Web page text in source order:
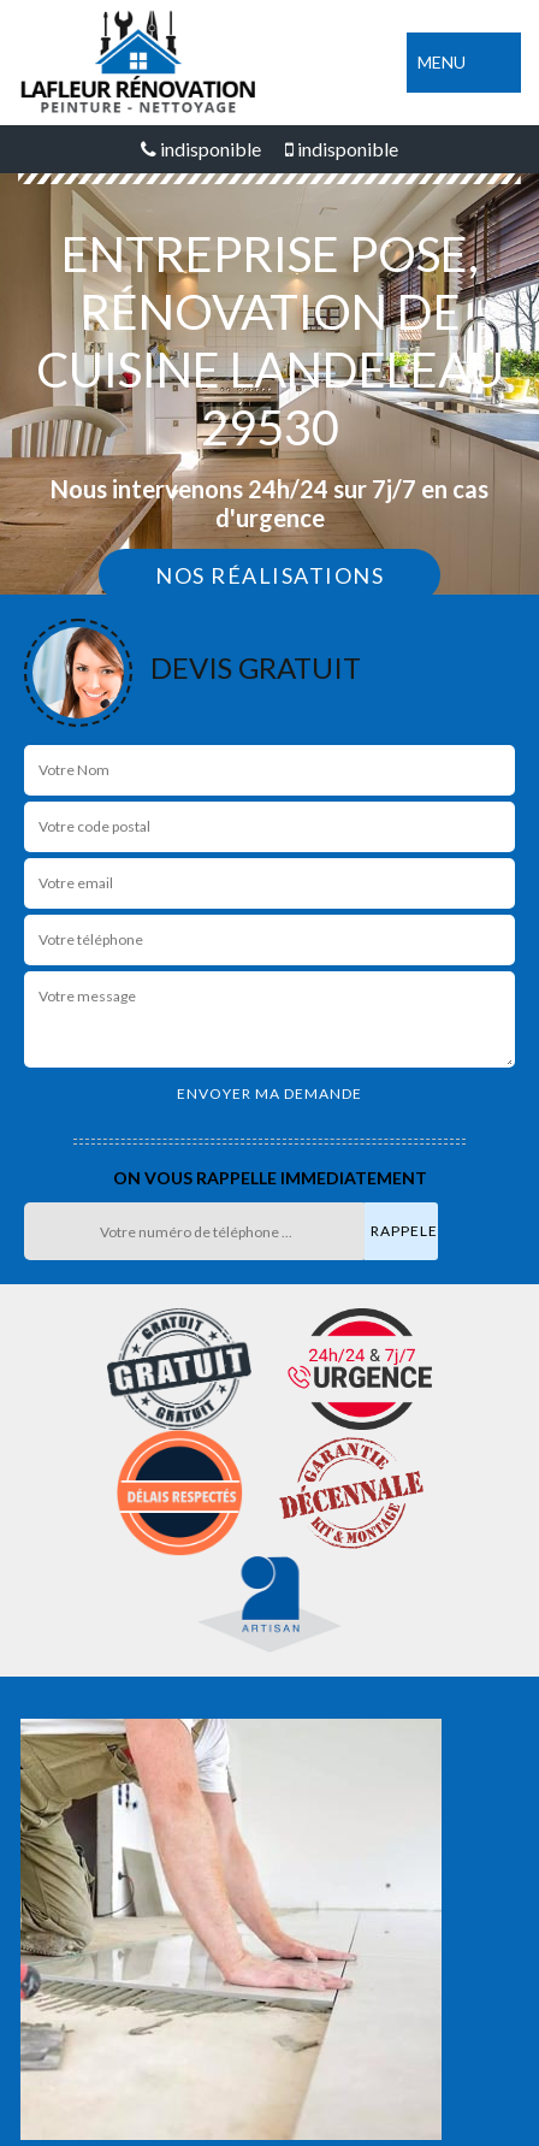
MENU
indisponible indisponible
ENTREPRISE POSE,
RÉNOVATION DE
CUISINE LANDELEAU
29530
Nous intervenons 24h/24 sur 7j/7 en cas
d'urgence
NOS RÉALISATIONS
DEVIS GRATUIT
ON VOUS RAPPELLE IMMEDIATEMENT